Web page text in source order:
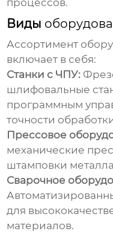
процессов.
Виды
Ассортимент
включает в себя:
Станки с ЧПУ:
шлифовальные
программным
точности
Прессовое
механические
штамповки
Сварочное
для
материалов.